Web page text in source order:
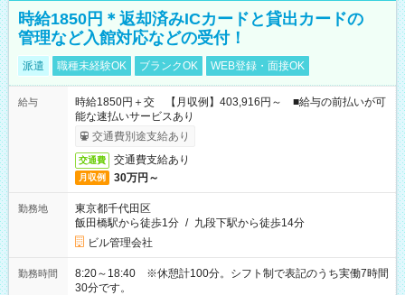
時給1850円＊返却済みICカードと貸出カードの
管理など入館対応などの受付！
派遣 職種未経験OK ブランクOK WEB登録・面接OK
給与
時給1850円＋交 【月収例】403,916円～ ■給与の前払いが可
能な速払いサービスあり
交通費別途支給あり
交通費 交通費支給あり
月収例 30万円～
勤務地
東京都千代田区
飯田橋駅から徒歩1分 / 九段下駅から徒歩14分
ビル管理会社
勤務時間
8:20～18:40 ※休憩計100分。シフト制で表記のうち実働7時間
30分です。